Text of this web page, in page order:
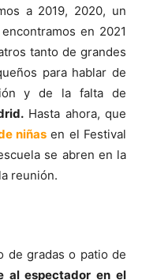
a 2019, 2020, un
en 2021
tanto de grandes
para hablar de
y de la falta de
Hasta ahora, que
niñas en el Festival
se abren en la
reunión.
de gradas o patio de
al espectador en el